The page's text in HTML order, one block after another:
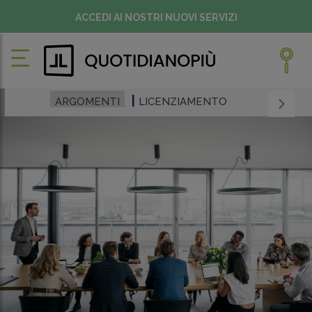
ACCEDI AI NOSTRI NUOVI SERVIZI
ARGOMENTI LICENZIAMENTO